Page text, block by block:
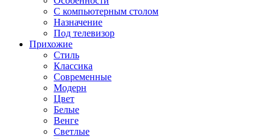
С компьютерным столом
Назначение
Под телевизор
Прихожие
Стиль
Классика
Современные
Модерн
Цвет
Белые
Венге
Светлые